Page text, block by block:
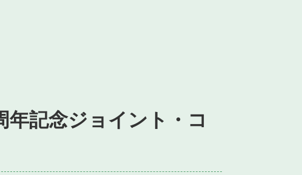
年記念ジョイント・コ